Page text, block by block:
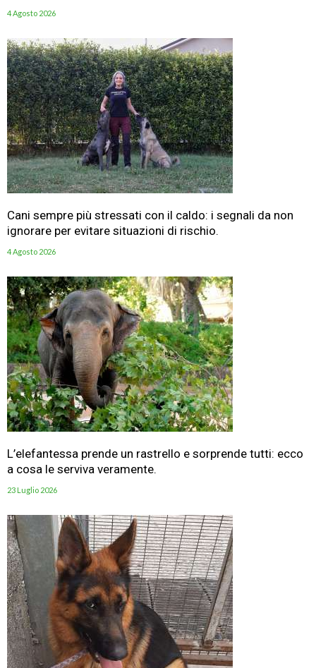
4 Agosto 2026
Cani sempre più stressati con il caldo: i segnali da non
ignorare per evitare situazioni di rischio.
4 Agosto 2026
L’elefantessa prende un rastrello e sorprende tutti: ecco
a cosa le serviva veramente.
23 Luglio 2026